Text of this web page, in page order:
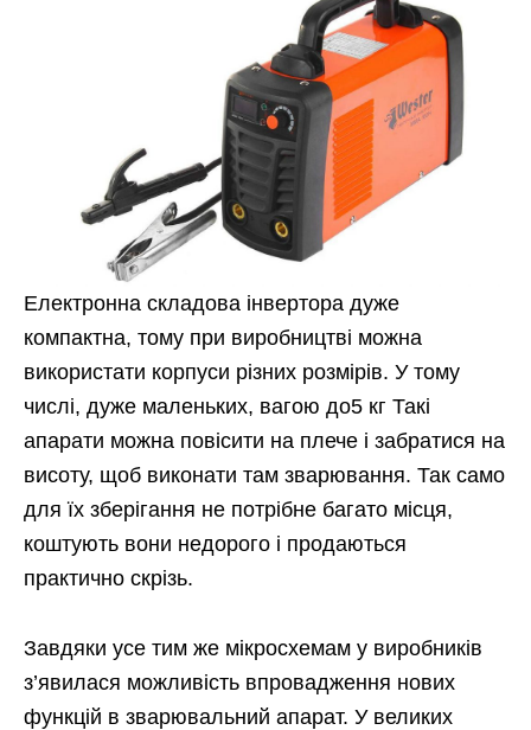
Електронна складова інвертора дуже
компактна, тому при виробництві можна
використати корпуси різних розмірів. У тому
числі, дуже маленьких, вагою до5 кг Такі
апарати можна повісити на плече і забратися на
висоту, щоб виконати там зварювання. Так само
для їх зберігання не потрібне багато місця,
коштують вони недорого і продаються
практично скрізь.
Завдяки усе тим же мікросхемам у виробників
з’явилася можливість впровадження нових
функцій в зварювальний апарат. У великих